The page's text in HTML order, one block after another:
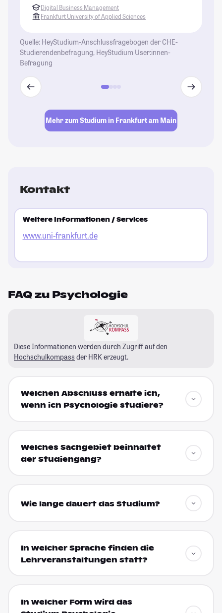
Digital Business Management
Frankfurt University of Applied Sciences
Quelle: HeyStudium-Anschlussfragebogen der CHE-
Studierendenbefragung, HeyStudium User:innen-
Befragung
Mehr zum Studium in Frankfurt am Main
Kontakt
Weitere Informationen / Services
www.uni-frankfurt.de
FAQ zu Psychologie
Diese Informationen werden durch Zugriff auf den
Hochschulkompass der HRK erzeugt.
Welchen Abschluss erhalte ich,
wenn ich Psychologie studiere?
Welches Sachgebiet beinhaltet
der Studiengang?
Wie lange dauert das Studium?
In welcher Sprache finden die
Lehrveranstaltungen statt?
In welcher Form wird das